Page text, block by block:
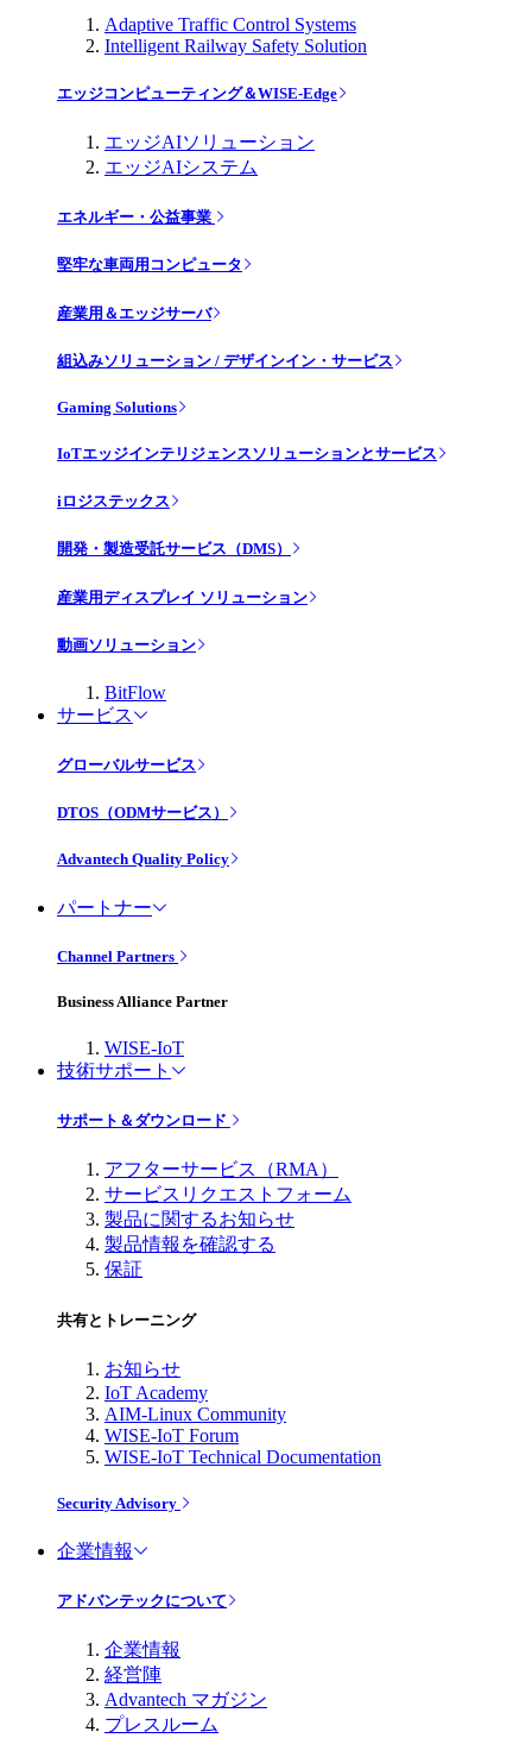
Adaptive Traffic Control Systems
Intelligent Railway Safety Solution
エッジコンピューティング＆WISE-Edge
エッジAIソリューション
エッジAIシステム
エネルギー・公益事業
堅牢な車両用コンピュータ
産業用＆エッジサーバ
組込みソリューション / デザインイン・サービス
Gaming Solutions
IoTエッジインテリジェンスソリューションとサービス
iロジステックス
開発・製造受託サービス（DMS）
産業用ディスプレイ ソリューション
動画ソリューション
BitFlow
サービス
グローバルサービス
DTOS（ODMサービス）
Advantech Quality Policy
パートナー
Channel Partners
Business Alliance Partner
WISE-IoT
技術サポート
サポート＆ダウンロード
アフターサービス（RMA）
サービスリクエストフォーム
製品に関するお知らせ
製品情報を確認する
保証
共有とトレーニング
お知らせ
IoT Academy
AIM-Linux Community
WISE-IoT Forum
WISE-IoT Technical Documentation
Security Advisory
企業情報
アドバンテックについて
企業情報
経営陣
Advantech マガジン
プレスルーム